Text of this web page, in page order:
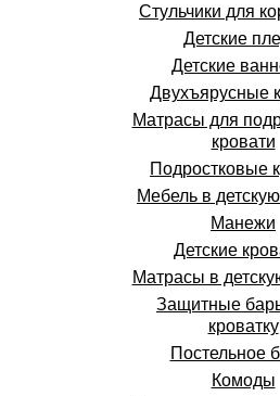
Стульчики для
Детские
Детские
Двухъярусные
Матрасы для
кровати
Подростковые
Мебель в
Манежи
Детские
Матрасы в
Защитные
кроватку
Постельное
Комоды